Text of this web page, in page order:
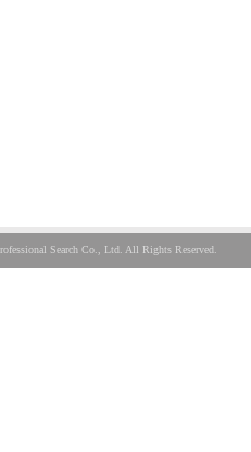
Search Co., Ltd. All Rights Reserved.